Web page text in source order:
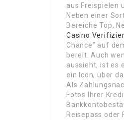
aus Freispielen
Neben einer
Bereiche Top,
Casino
Chance” auf
bereit. Auch
aussieht, ist es
ein Icon, über
Als
Fotos Ihrer
Reisepass oder